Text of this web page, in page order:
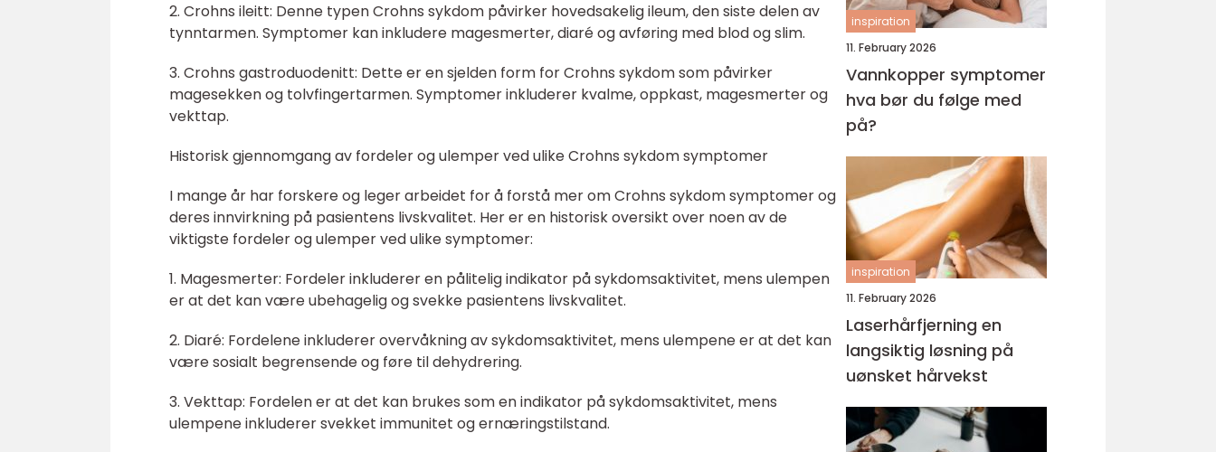
2. Crohns ileitt: Denne typen Crohns sykdom påvirker hovedsakelig ileum, den siste delen av
tynntarmen. Symptomer kan inkludere magesmerter, diaré og avføring med blod og slim.
3. Crohns gastroduodenitt: Dette er en sjelden form for Crohns sykdom som påvirker
magesekken og tolvfingertarmen. Symptomer inkluderer kvalme, oppkast, magesmerter og
vekttap.
Historisk gjennomgang av fordeler og ulemper ved ulike Crohns sykdom symptomer
I mange år har forskere og leger arbeidet for å forstå mer om Crohns sykdom symptomer og
deres innvirkning på pasientens livskvalitet. Her er en historisk oversikt over noen av de
viktigste fordeler og ulemper ved ulike symptomer:
1. Magesmerter: Fordeler inkluderer en pålitelig indikator på sykdomsaktivitet, mens ulempen
er at det kan være ubehagelig og svekke pasientens livskvalitet.
2. Diaré: Fordelene inkluderer overvåkning av sykdomsaktivitet, mens ulempene er at det kan
være sosialt begrensende og føre til dehydrering.
3. Vekttap: Fordelen er at det kan brukes som en indikator på sykdomsaktivitet, mens
ulempene inkluderer svekket immunitet og ernæringstilstand.
inspiration
11. February 2026
Vannkopper symptomer
hva bør du følge med
på?
inspiration
11. February 2026
Laserhårfjerning en
langsiktig løsning på
uønsket hårvekst